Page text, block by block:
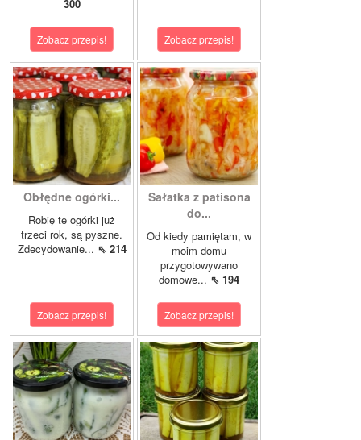
300
Zobacz przepis! Zobacz przepis!
Obłędne ogórki...
Robię te ogórki już
trzeci rok, są pyszne.
Zdecydowanie... ⇖ 214
Zobacz przepis!
Sałatka z patisona
do...
Od kiedy pamiętam, w
moim domu
przygotowywano
domowe... ⇖ 194
Zobacz przepis!